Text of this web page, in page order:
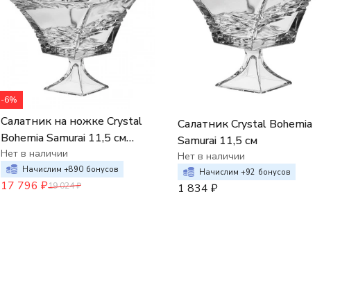
-6%
Салатник на ножке Crystal
Bohemia Samurai 11,5 см
(набор 6 шт.),
Нет в наличии
Начислим +890 бонусов
17 796 ₽19 024₽
Салатник Crystal Bohemia
Samurai 11,5 см
Нет в наличии
Начислим +92 бонусов
1 834 ₽